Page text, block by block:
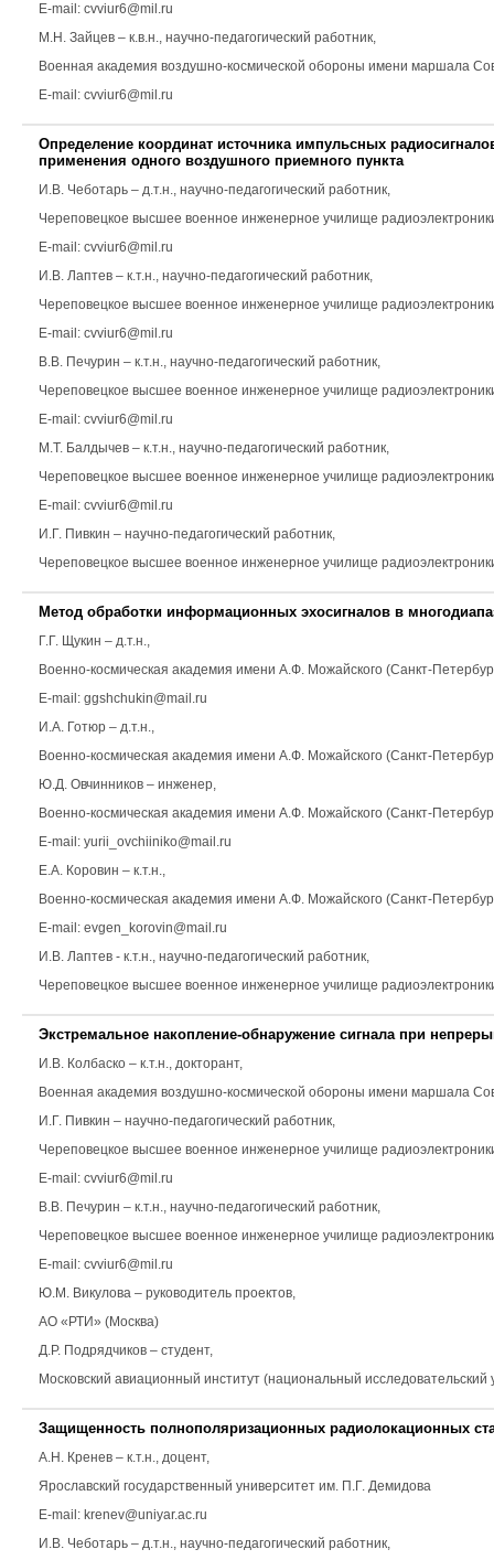
E-mail: cvviur6@mil.ru
М.Н. Зайцев – к.в.н., научно-педагогический работник,
Военная академия воздушно-космической обороны имени маршала
E-mail: cvviur6@mil.ru
Определение координат источника импульсных
применения одного воздушного приемного пункта
И.В. Чеботарь – д.т.н., научно-педагогический работник,
Череповецкое высшее военное инженерное училище
E-mail: cvviur6@mil.ru
И.В. Лаптев – к.т.н., научно-педагогический работник,
Череповецкое высшее военное инженерное училище
E-mail: cvviur6@mil.ru
В.В. Печурин – к.т.н., научно-педагогический работник,
Череповецкое высшее военное инженерное училище
E-mail: cvviur6@mil.ru
М.Т. Балдычев – к.т.н., научно-педагогический работник,
Череповецкое высшее военное инженерное училище
E-mail: cvviur6@mil.ru
И.Г. Пивкин – научно-педагогический работник,
Череповецкое высшее военное инженерное училище
Метод обработки информационных эхосигналов в
Г.Г. Щукин – д.т.н.,
Военно-космическая академия имени А.Ф. Можайского (Санкт-
E-mail: ggshchukin@mail.ru
И.А. Готюр – д.т.н.,
Военно-космическая академия имени А.Ф. Можайского (Санкт-
Ю.Д. Овчинников – инженер,
Военно-космическая академия имени А.Ф. Можайского (Санкт-
E-mail: yurii_ovchiiniko@mail.ru
Е.А. Коровин – к.т.н.,
Военно-космическая академия имени А.Ф. Можайского (Санкт-
E-mail: evgen_korovin@mail.ru
И.В. Лаптев - к.т.н., научно-педагогический работник,
Череповецкое высшее военное инженерное училище
Экстремальное накопление-обнаружение сигнала при
И.В. Колбаско – к.т.н., докторант,
Военная академия воздушно-космической обороны имени маршала
И.Г. Пивкин – научно-педагогический работник,
Череповецкое высшее военное инженерное училище
E-mail: cvviur6@mil.ru
В.В. Печурин – к.т.н., научно-педагогический работник,
Череповецкое высшее военное инженерное училище
E-mail: cvviur6@mil.ru
Ю.М. Викулова – руководитель проектов,
АО «РТИ» (Москва)
Д.Р. Подрядчиков – студент,
Московский авиационный институт (национальный исследовательский
Защищенность полнополяризационных радиолокационных
А.Н. Кренев – к.т.н., доцент,
Ярославский государственный университет им. П.Г. Демидова
E-mail: krenev@uniyar.ac.ru
И.В. Чеботарь – д.т.н., научно-педагогический работник,